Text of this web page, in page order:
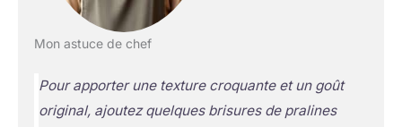
Mon astuce de chef
Pour apporter une texture croquante et un goût
original, ajoutez quelques brisures de pralines